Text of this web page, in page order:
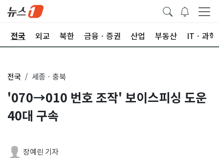
전국 외교 북한 금융ㆍ증권 산업 부동산 ITㆍ과학
전국 세종ㆍ충북
'070→010 번호 조작' 보이스피싱 도운
40대 구속
장예린 기자